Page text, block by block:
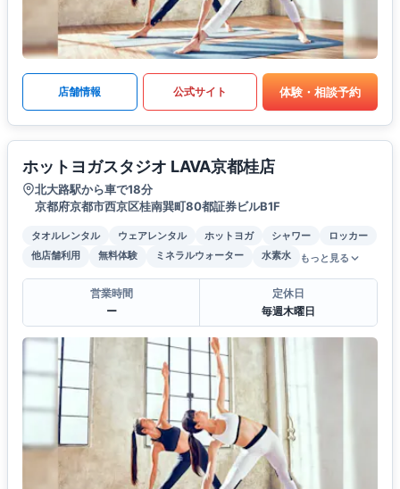
店舗情報 公式サイト 体験・相談予約
ホットヨガスタジオ LAVA京都桂店
北大路駅から車で18分
京都府京都市西京区桂南巽町80都証券ビルB1F
タオルレンタル ウェアレンタル ホットヨガ シャワー
ロッカー
他店舗利用
無料体験 ミネラルウォーター 水素水 もっと見る
営業時間
ー
定休日
毎週木曜日